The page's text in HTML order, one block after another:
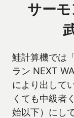
サー
鮭計算機では
ラン NEXT
により出して
くても中級者
始以下）にし